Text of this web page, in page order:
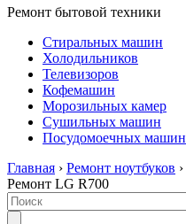
Ремонт бытовой техники
Стиральных машин
Холодильников
Телевизоров
Кофемашин
Морозильных камер
Сушильных машин
Посудомоечных машин
Главная › Ремонт ноутбуков ›
Ремонт LG R700